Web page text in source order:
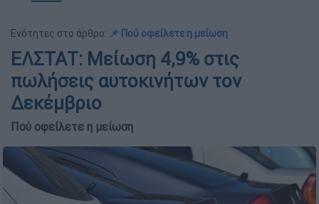
Ενότητες στο άρθρο: 📌 Πού οφείλετε η μείωση
ΕΛΣΤΑΤ: Μείωση 4,9% στις
πωλήσεις αυτοκινήτων τον
Δεκέμβριο
Πού οφείλετε η μείωση